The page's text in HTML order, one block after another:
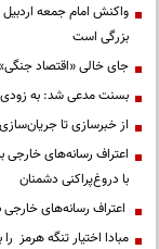
واکنش امام جمعه
بزرگی است
جای خالی «اقتصاد
بسنت مدعی شد: به زودی
از خبرسازی تا
اعتراف رسانه‌های
با دروغ‌پراکنی دشمنان
اعتراف رسانه‌های
مبادا اختیار تنگه هرمز